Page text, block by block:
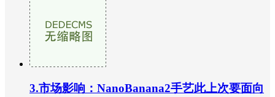
3.市场影响：NanoBanana2手艺此上次要面向